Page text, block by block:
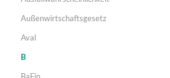
Außenwirtschaftsgesetz
Aval
B